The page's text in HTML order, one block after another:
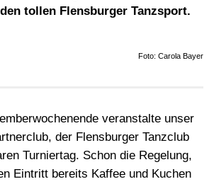
tollen Flensburger Tanzsport.
Foto: Carola Bayer
veranstalte unser
der Flensburger Tanzclub
Turniertag. Schon die Regelung,
Eintritt bereits Kaffee und Kuchen